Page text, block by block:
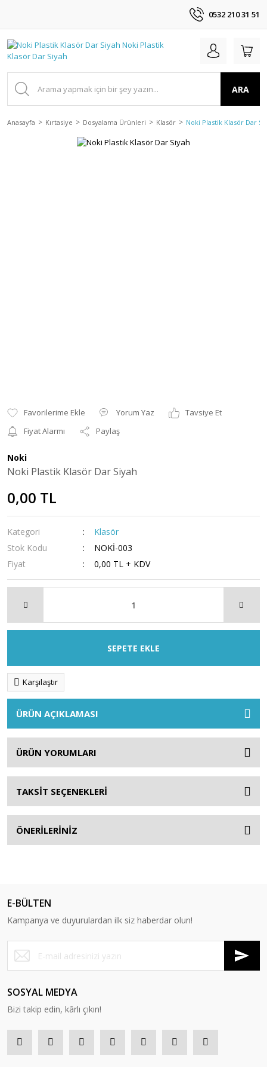
0532 210 31 51
ARA
Anasayfa Kırtasiye Dosyalama Ürünleri Klasör Noki Plastik Klasör Dar
Yorum Yaz
Tavsiye Et
Fiyat Alarmı
Paylaş
Noki
Noki Plastik Klasör Dar Siyah
0,00 TL
Kategori
Klasör
Stok Kodu
NOKİ-003
Fiyat
0,00 TL + KDV
SEPETE EKLE
Karşılaştır
ÜRÜN AÇIKLAMASI
ÜRÜN YORUMLARI
TAKSİT SEÇENEKLERİ
ÖNERİLERİNİZ
E-BÜLTEN
Kampanya ve duyurulardan ilk siz haberdar olun!
SOSYAL MEDYA
Bizi takip edin, kârlı çıkın!